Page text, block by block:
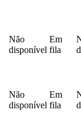
Não
disponível
Em
fila
Não
disponível
Em
fila